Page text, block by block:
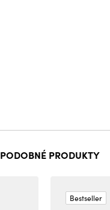
PODOBNÉ PRODUKTY
Bestseller